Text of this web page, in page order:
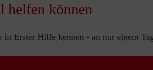
können
in Erster Hilfe kennen - an nur einem